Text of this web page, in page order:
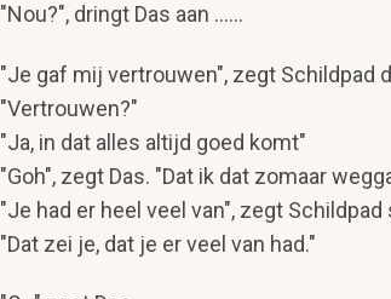
"Nou?", dringt Das aan ......
"Je gaf mij vertrouwen", zegt Schildpad
"Vertrouwen?"
"Ja, in dat alles altijd goed komt"
"Goh", zegt Das. "Dat ik dat zomaar
"Je had er heel veel van", zegt Schildpad
"Dat zei je, dat je er veel van had."